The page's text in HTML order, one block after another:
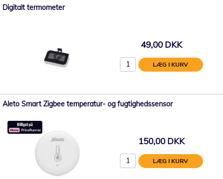
Digitalt termometer
49,00 DKK
LÆG I KURV
Aleto Smart Zigbee temperatur- og fugtighedssensor
150,00 DKK
LÆG I KURV